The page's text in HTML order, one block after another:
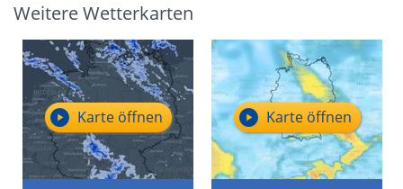
Weitere Wetterkarten
Karte öffnen Karte öffnen